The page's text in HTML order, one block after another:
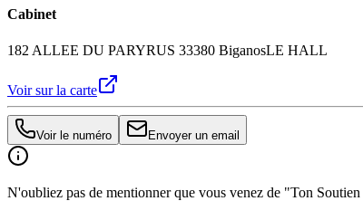
Cabinet
182 ALLEE DU PARYRUS 33380 BiganosLE HALL
Voir sur la carte
Voir le numéro Envoyer un email
N'oubliez pas de mentionner que vous venez de "Ton